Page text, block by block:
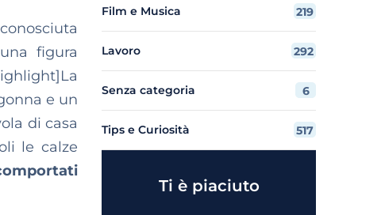
figura
e un
di casa
le calze
Film e Musica 219
Lavoro 292
Senza categoria 6
Tips e Curiosità 517
Ti è piaciuto